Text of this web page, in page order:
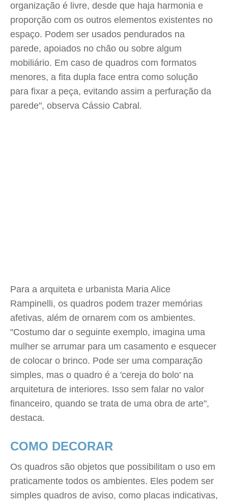
organização é livre, desde que haja harmonia e
proporção com os outros elementos existentes no
espaço. Podem ser usados pendurados na
parede, apoiados no chão ou sobre algum
mobiliário. Em caso de quadros com formatos
menores, a fita dupla face entra como solução
para fixar a peça, evitando assim a perfuração da
parede", observa Cássio Cabral.
Para a arquiteta e urbanista Maria Alice
Rampinelli, os quadros podem trazer memórias
afetivas, além de ornarem com os ambientes.
"Costumo dar o seguinte exemplo, imagina uma
mulher se arrumar para um casamento e esquecer
de colocar o brinco. Pode ser uma comparação
simples, mas o quadro é a 'cereja do bolo' na
arquitetura de interiores. Isso sem falar no valor
financeiro, quando se trata de uma obra de arte",
destaca.
COMO DECORAR
Os quadros são objetos que possibilitam o uso em
praticamente todos os ambientes. Eles podem ser
simples quadros de aviso, como placas indicativas,